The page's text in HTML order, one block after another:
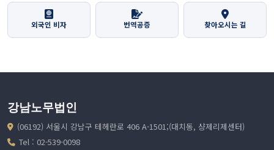
외국인 비자 번역공증 찾아오시는 길
강남노무법인
(06192) 서울시 강남구 테헤란로 406 A-1501;(대치동, 샹제리제센터)
Tel : 02-539-0098